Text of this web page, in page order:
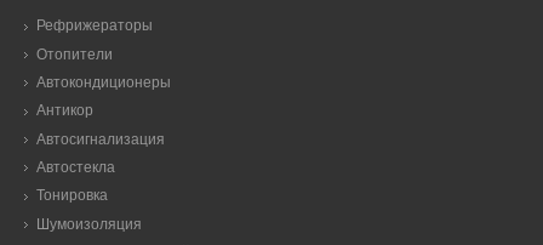
Рефрижераторы
Отопители
Автокондиционеры
Антикор
Автосигнализация
Автостекла
Тонировка
Шумоизоляция